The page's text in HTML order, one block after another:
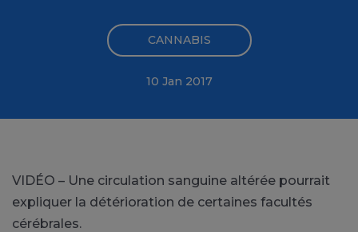
CANNABIS
10 Jan 2017
VIDÉO – Une circulation sanguine altérée pourrait
expliquer la détérioration de certaines facultés
cérébrales.